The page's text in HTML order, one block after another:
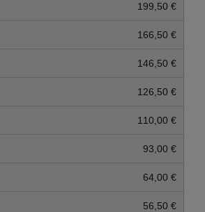
199,50 €
166,50 €
146,50 €
126,50 €
110,00 €
93,00 €
64,00 €
56,50 €